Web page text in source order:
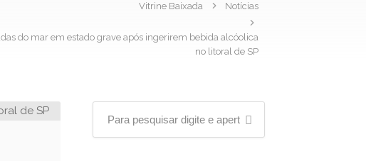
Vitrine Baixada Notícias
do mar em estado grave após ingerirem bebida alcóolica
no litoral de SP